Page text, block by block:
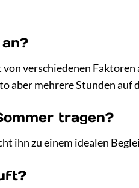
verschiedenen Faktoren
aber mehrere Stunden auf
tragen?
ihn zu einem idealen